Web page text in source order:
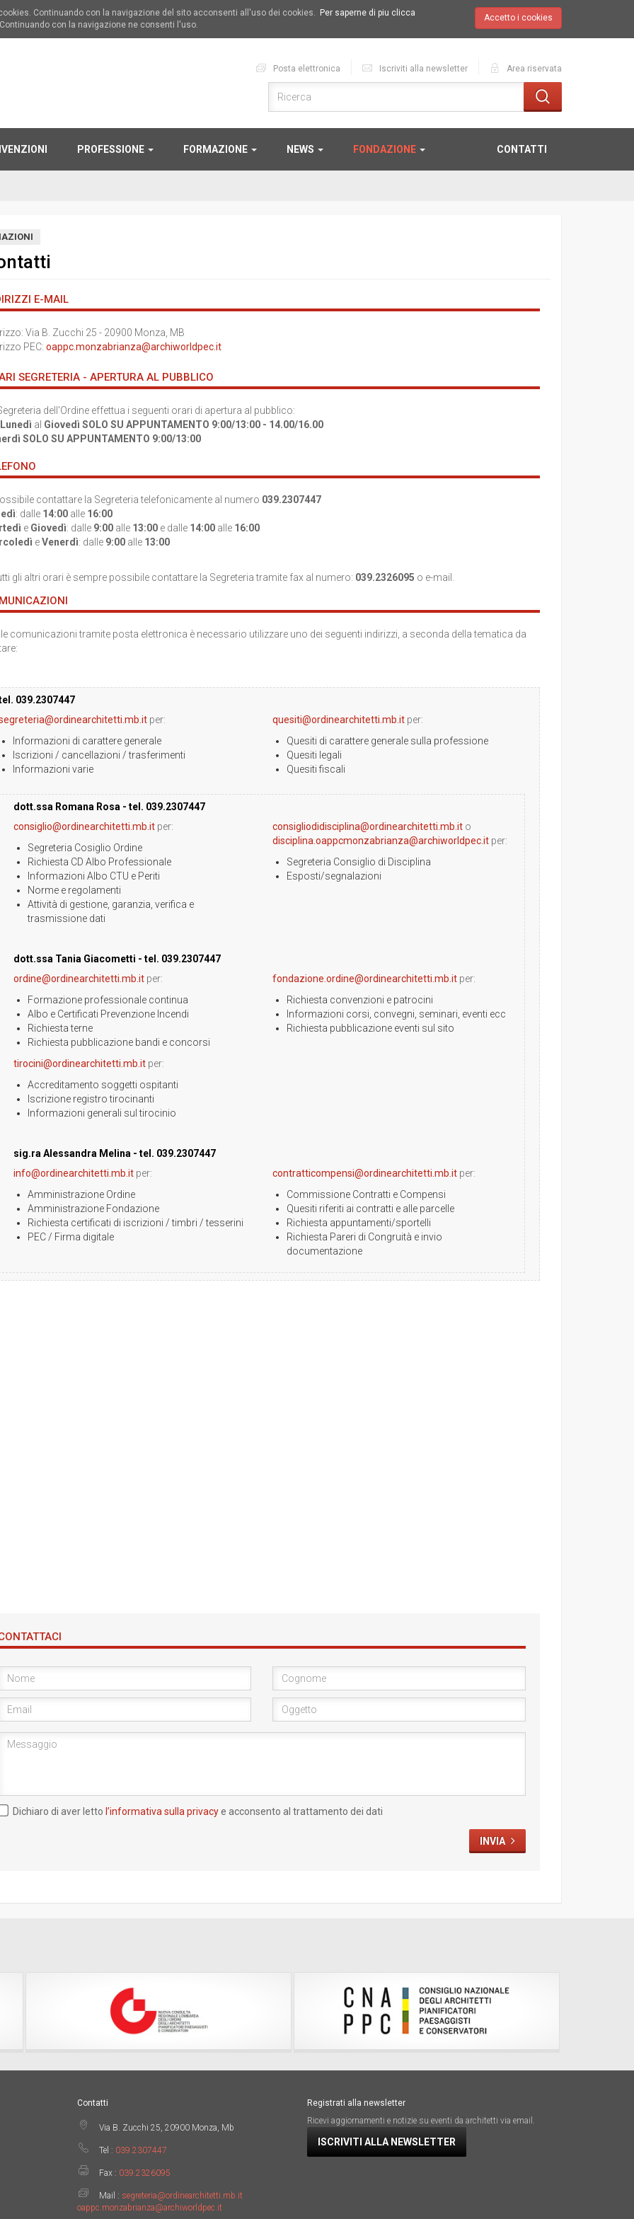
Continuando con la navigazione del sito acconsenti all'uso dei cookies.
Per saperne di piu clicca
con la navigazione ne consenti l'uso.
Accetto i cookies
Posta elettronica Iscriviti alla newsletter Area riservata
PROFESSIONE FORMAZIONE NEWS FONDAZIONE CONTATTI
E-MAIL
Via B. Zucchi 25 - 20900 Monza, MB
PEC: oappc.monzabrianza@archiworldpec.it
SEGRETERIA - APERTURA AL PUBBLICO
dell'Ordine effettua i seguenti orari di apertura al pubblico:
Lunedì al Giovedì SOLO SU APPUNTAMENTO 9:00/13:00 - 14.00/16.00
SOLO SU APPUNTAMENTO 9:00/13:00
contattare la Segreteria telefonicamente al numero 039.2307447
: dalle 14:00alle 16:00
e Giovedì: dalle 9:00alle 13:00 e dalle 14:00alle 16:00
eVenerdì: dalle 9:00alle 13:00
gli altri orari è sempre possibile contattare la Segreteria tramite fax al numero: 039.2326095 o e-mail.
comunicazioni tramite posta elettronica è necessario utilizzare uno dei seguenti indirizzi, a seconda della tematica da
039.2307447
per:
Informazioni di carattere generale
Iscrizioni / cancellazioni / trasferimenti
Informazioni varie
quesiti@ordinearchitetti.mb.itper:
Quesiti di carattere generale sulla professione
Quesiti legali
Quesiti fiscali
dott.ssa Romana Rosa - tel. 039.2307447
consiglio@ordinearchitetti.mb.itper:
Segreteria Cosiglio Ordine
Richiesta CD Albo Professionale
Informazioni Albo CTU e Periti
Norme e regolamenti
Attività di gestione, garanzia, verifica e
trasmissione dati
consigliodidisciplina@ordinearchitetti.mb.ito
disciplina.oappcmonzabrianza@archiworldpec.itper:
Segreteria Consiglio di Disciplina
Esposti/segnalazioni
dott.ssa Tania Giacometti - tel. 039.2307447
ordine@ordinearchitetti.mb.itper:
Formazione professionale continua
Albo e Certificati Prevenzione Incendi
Richiesta terne
Richiesta pubblicazione bandi e concorsi
tirocini@ordinearchitetti.mb.itper:
Accreditamento soggetti ospitanti
Iscrizione registro tirocinanti
Informazioni generali sul tirocinio
fondazione.ordine@ordinearchitetti.mb.itper:
Richiesta convenzioni e patrocini
Informazioni corsi, convegni, seminari, eventi ecc
Richiesta pubblicazione eventi sul sito
sig.ra Alessandra Melina - tel. 039.2307447
info@ordinearchitetti.mb.itper:
Amministrazione Ordine
Amministrazione Fondazione
Richiesta certificati di iscrizioni / timbri / tesserini
PEC / Firma digitale
contratticompensi@ordinearchitetti.mb.itper:
Commissione Contratti e Compensi
Quesiti riferiti ai contratti e alle parcelle
Richiesta appuntamenti/sportelli
Richiesta Pareri di Congruità e invio
documentazione
Dichiaro di aver letto l’informativa sulla privacye acconsento al trattamento dei dati
INVIA
Contatti
Via B. Zucchi 25, 20900 Monza, Mb
Tel : 039.2307447
Fax : 039.2326095
Mail : segreteria@ordinearchitetti.mb.it
oappc.monzabrianza@archiworldpec.it
Registrati alla newsletter
Ricevi aggiornamenti e notizie su eventi da architetti via email.
ISCRIVITI ALLA NEWSLETTER